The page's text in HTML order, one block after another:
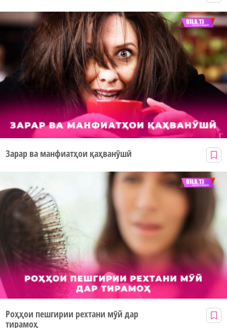
Зарар ва манфиатҳои қаҳванӯшӣ
Роҳҳои пешгирии рехтани мӯй дар
тирамоҳ